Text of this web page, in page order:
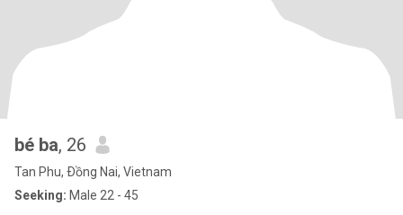
bé ba, 26
Tan Phu, Ðồng Nai, Vietnam
Seeking: Male 22 - 45